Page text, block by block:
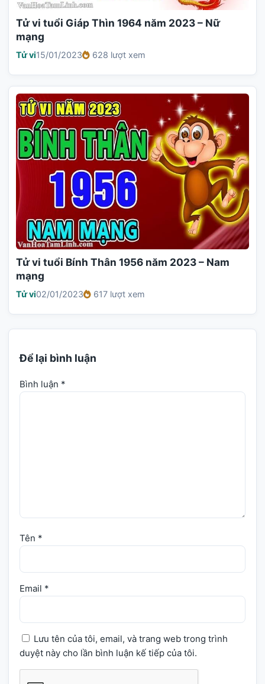
Tử vi tuổi Giáp Thìn 1964 năm 2023 – Nữ
mạng
Tử vi15/01/2023 628 lượt xem
Tử vi tuổi Bính Thân 1956 năm 2023 – Nam
mạng
Tử vi02/01/2023 617 lượt xem
Để lại bình luận
Bình luận *
Tên *
Email *
Lưu tên của tôi, email, và trang web trong trình
duyệt này cho lần bình luận kế tiếp của tôi.